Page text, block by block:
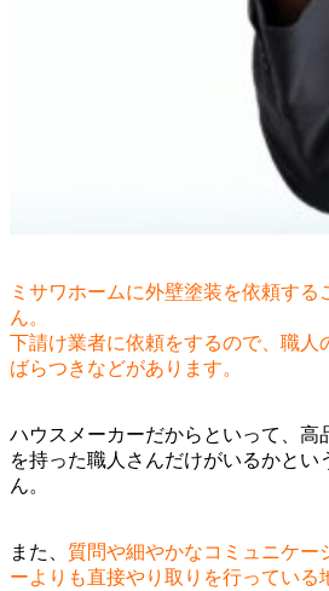
ミサワホームに外壁塗装を依頼す
ん。
下請け業者に依頼をするので、職人
ばらつきなどがあります。
ハウスメーカーだからといって、高
を持った職人さんだけがいるかとい
ん。
また、 質問や細やかなコミュニケー
ーよりも直接やり取りを行っている